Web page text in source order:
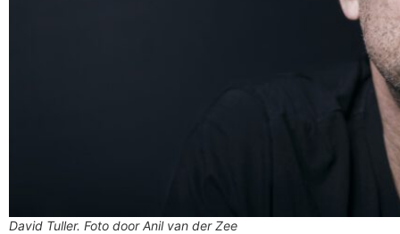
David Tuller. Foto door Anil van der Zee